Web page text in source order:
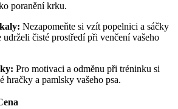
poranění krku.
Nezapomeňte si vzít popelnici a sáčky
udrželi čisté prostředí při venčení vašeho
Pro motivaci a ​odměnu při‍ tréninku si
hračky a pamlsky vašeho psa.